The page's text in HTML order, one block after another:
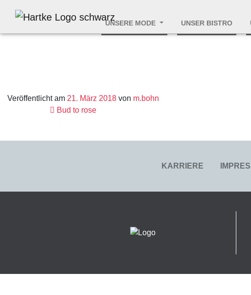
UNSERE MODE UNSER BISTRO
Veröffentlicht am 21. März 2018 von m.bohn
Beitrags-
Bud to rose
KARRIERE